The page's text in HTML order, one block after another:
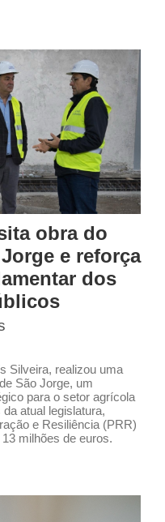
obra do
e reforça
dos
Silveira, realizou uma
São Jorge, um
para o setor agrícola
atual legislatura,
e Resiliência (PRR)
milhões de euros.